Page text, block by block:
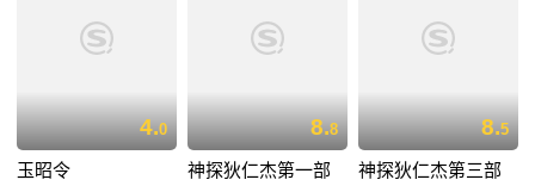
4.0
玉昭令
8.8
神探狄仁杰第一部
8.5
神探狄仁杰第三部